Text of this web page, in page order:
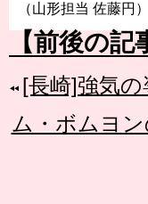
（山形担当 佐藤円）
【前後の記
[長崎]強気
ム・ボムヨ